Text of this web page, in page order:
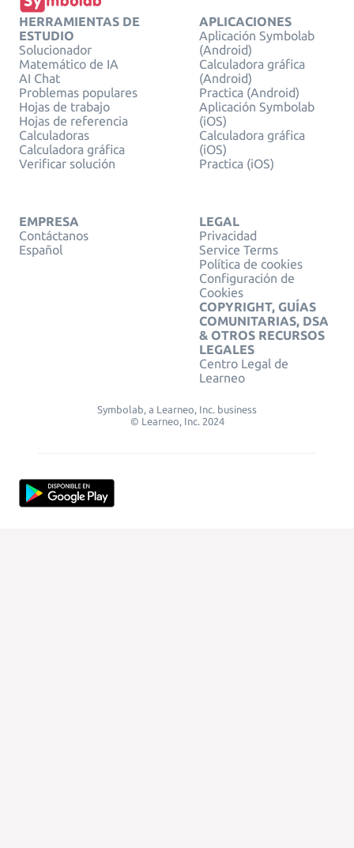
HERRAMIENTAS DE
ESTUDIO
Solucionador
Matemático de IA
AI Chat
Problemas populares
Hojas de trabajo
Hojas de referencia
Calculadoras
Calculadora gráfica
Verificar solución
APLICACIONES
Aplicación Symbolab
(Android)
Calculadora gráfica
(Android)
Practica (Android)
Aplicación Symbolab
(iOS)
Calculadora gráfica
(iOS)
Practica (iOS)
EMPRESA
Contáctanos
Español
LEGAL
Privacidad
Service Terms
Política de cookies
Configuración de
Cookies
COPYRIGHT, GUÍAS
COMUNITARIAS, DSA
& OTROS RECURSOS
LEGALES
Centro Legal de
Learneo
Symbolab, a Learneo, Inc. business
© Learneo, Inc. 2024